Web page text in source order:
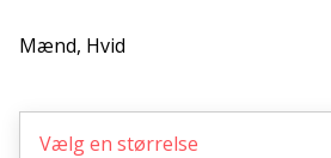
at
kende!
de
tekniske
Mænd, Hvid
Vælg en størrelse